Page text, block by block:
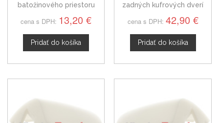
batožinového priestoru
Passat B6
cena s DPH: 13,20 €
Pridať do košíka
zadných kufrových dverí
cena s DPH: 42,90 €
Pridať do košíka